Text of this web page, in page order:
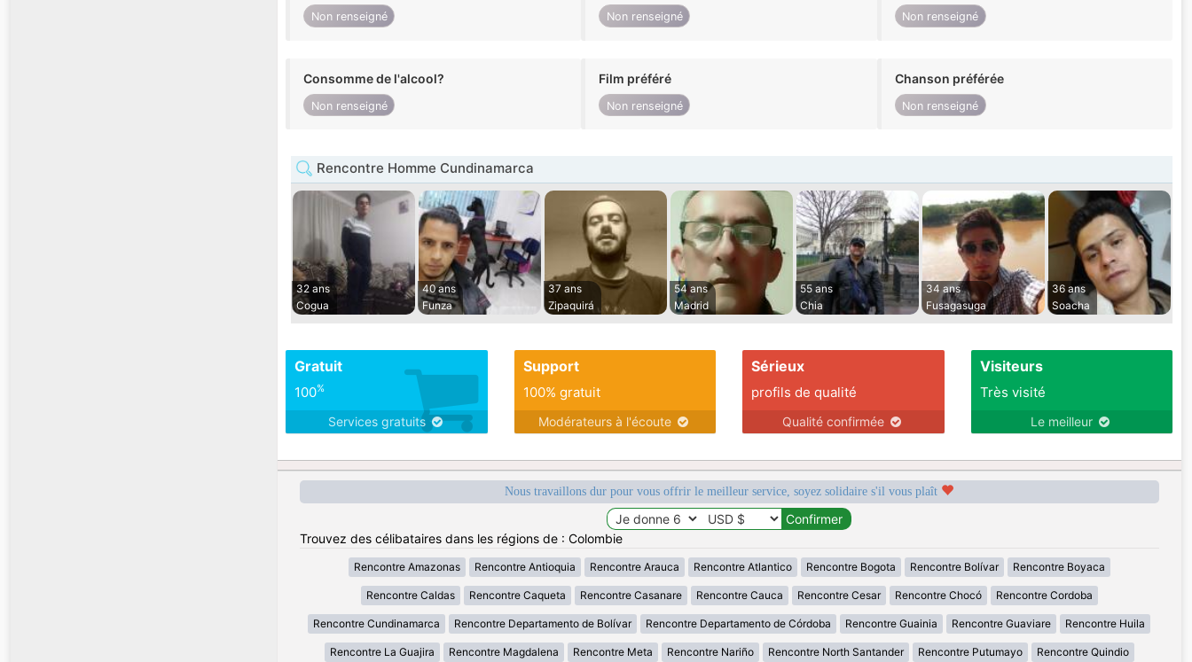
Non renseigné Non renseigné Non renseigné
Consomme de l'alcool?
Non renseigné
Film préféré
Non renseigné
Chanson préférée
Non renseigné
Rencontre Homme Cundinamarca
32 ans
Cogua
40 ans
Funza
37 ans
Zipaquirá
54 ans
Madrid
55 ans
Chia
34 ans
Fusagasuga
36 ans
Soacha
Gratuit
100%
Services gratuits
Support
100% gratuit
Modérateurs à l'écoute
Sérieux
profils de qualité
Qualité confirmée
Visiteurs
Très visité
Le meilleur
Nous travaillons dur pour vous offrir le meilleur service, soyez solidaire s'il vous plaît
Trouvez des célibataires dans les régions de : Colombie
Rencontre Amazonas Rencontre Antioquia Rencontre Arauca Rencontre Atlantico Rencontre Bogota Rencontre Bolívar Rencontre Boyaca
Rencontre Caldas Rencontre Caqueta Rencontre Casanare Rencontre Cauca Rencontre Cesar Rencontre Chocó Rencontre Cordoba
Rencontre Cundinamarca Rencontre Departamento de Bolívar Rencontre Departamento de Córdoba Rencontre Guainia Rencontre Guaviare Rencontre Huila
Rencontre La Guajira Rencontre Magdalena Rencontre Meta Rencontre Nariño Rencontre North Santander Rencontre Putumayo Rencontre Quindio